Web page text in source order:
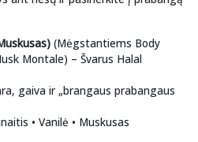
(Mėgstantiems Body
Montale) – Švarus Halal
gaiva ir „brangaus prabangaus
• Vanilė • Muskusas